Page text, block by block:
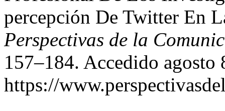
percepción De Twitter En
Perspectivas de la
157–184. Accedido agosto
https://